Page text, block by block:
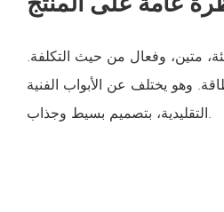
متين، وفعال من حيث التكلفة.
وهو يختلف عن الأبواب الفنية